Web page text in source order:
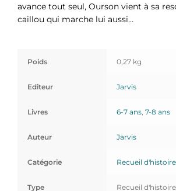
avance tout seul, Ourson vient à sa
caillou qui marche lui aussi…
Poids 0,27 kg
Editeur Jarvis
Livres 6-7 ans, 7-8 ans
Auteur Jarvis
Catégorie Recueil
Type Recueil